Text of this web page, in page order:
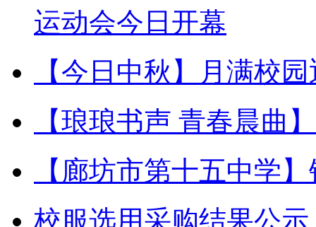
运动会今日开幕
【今日中秋】月满校
【琅琅书声 青春晨曲
【廊坊市第十五中学
校服选用采购结果公示